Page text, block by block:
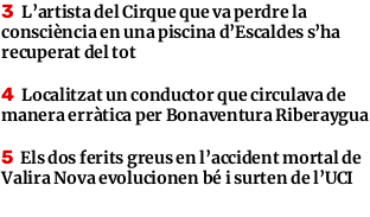
L’artista del Cirque que va perdre la
consciència en una piscina d’Escaldes s’ha
recuperat del tot
Localitzat un conductor que circulava de
manera erràtica per Bonaventura Riberaygua
Els dos ferits greus en l’accident mortal de
Valira Nova evolucionen bé i surten de l’UCI